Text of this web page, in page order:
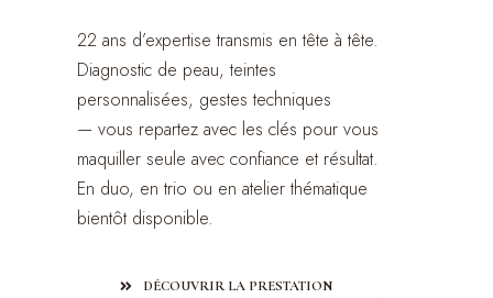
22 ans d’expertise transmis en tête à tête.
Diagnostic de peau, teintes
personnalisées, gestes techniques
— vous repartez avec les clés pour vous
maquiller seule avec confiance et résultat.
En duo, en trio ou en atelier thématique
bientôt disponible.
DÉCOUVRIR LA PRESTATION